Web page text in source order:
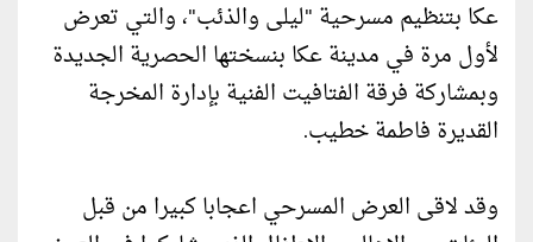
عكا بتنظيم مسرحية "ليلى والذئب"، والتي تعرض
لأول مرة في مدينة عكا بنسختها الحصرية الجديدة
وبمشاركة فرقة الفتافيت الفنية بإدارة المخرجة
القديرة فاطمة خطيب.
وقد لاقى العرض المسرحي اعجابا كبيرا من قبل